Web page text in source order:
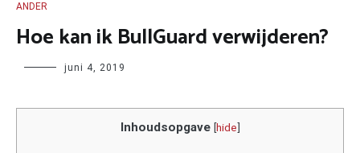
ANDER
Hoe kan ik BullGuard verwijderen?
Author juni 4, 2019
Inhoudsopgave [hide]